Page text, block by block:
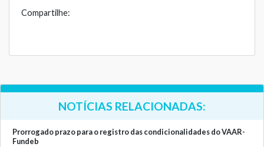
Compartilhe:
NOTÍCIAS RELACIONADAS:
Prorrogado prazo para o registro das condicionalidades do VAAR-
Fundeb